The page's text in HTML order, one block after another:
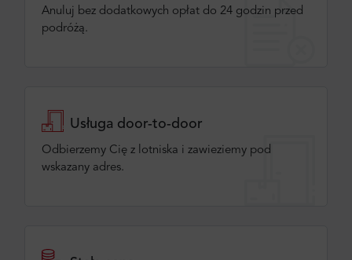
Anuluj bez dodatkowych opłat do 24 godzin przed
podróżą.
Usługa door-to-door
Odbierzemy Cię z lotniska i zawieziemy pod
wskazany adres.